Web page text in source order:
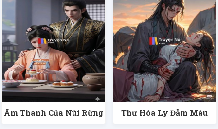
Âm Thanh Của Núi Rừng Thư Hòa Ly Đẫm Máu